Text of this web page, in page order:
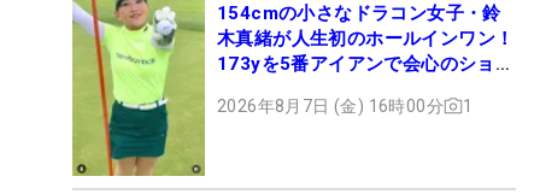
154cmの小さなドラコン女子・鈴
木真緒が人生初のホールインワン！
173yを5番アイアンで会心のショッ
2026年8月7日 (金) 16時00分 1